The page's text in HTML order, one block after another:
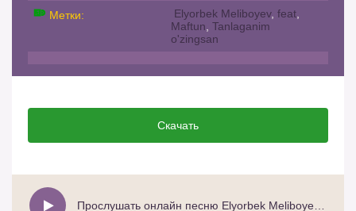
Метки: Elyorbek Meliboyev, feat
Maftun Tanlaganim
o'zingsan
Скачать